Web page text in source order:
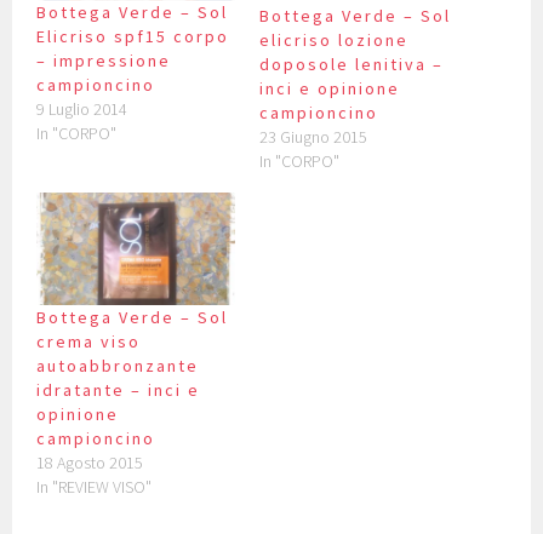
Bottega Verde – Sol
Elicriso spf15 corpo
– impressione
campioncino
9 Luglio 2014
In "CORPO"
Bottega Verde – Sol
elicriso lozione
doposole lenitiva –
inci e opinione
campioncino
23 Giugno 2015
In "CORPO"
Bottega Verde – Sol
crema viso
autoabbronzante
idratante – inci e
opinione
campioncino
18 Agosto 2015
In "REVIEW VISO"